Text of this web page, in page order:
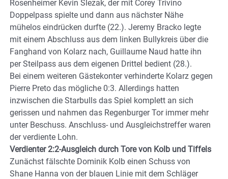
Rosenheimer Kevin Slezak, der mit Corey Trivino
Doppelpass spielte und dann aus nächster Nähe
mühelos eindrücken durfte (22.). Jeremy Bracko legte
mit einem Abschluss aus dem linken Bullykreis über die
Fanghand von Kolarz nach, Guillaume Naud hatte ihn
per Steilpass aus dem eigenen Drittel bedient (28.).
Bei einem weiteren Gästekonter verhinderte Kolarz gegen
Pierre Preto das mögliche 0:3. Allerdings hatten
inzwischen die Starbulls das Spiel komplett an sich
gerissen und nahmen das Regenburger Tor immer mehr
unter Beschuss. Anschluss- und Ausgleichstreffer waren
der verdiente Lohn.
Verdienter 2:2-Ausgleich durch Tore von Kolb und Tiffels
Zunächst fälschte Dominik Kolb einen Schuss von
Shane Hanna von der blauen Linie mit dem Schläger